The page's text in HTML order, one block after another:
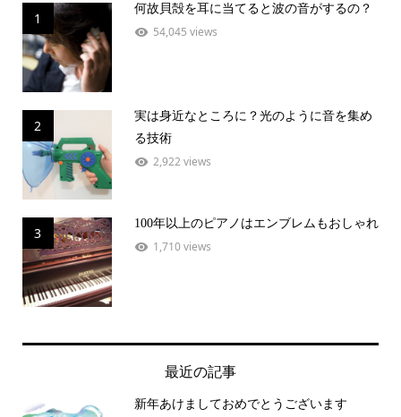
1
何故貝殻を耳に当てると波の音がするの？
54,045 views
2
実は身近なところに？光のように音を集め
る技術
2,922 views
3
100年以上のピアノはエンブレムもおしゃれ
1,710 views
最近の記事
新年あけましておめでとうございます